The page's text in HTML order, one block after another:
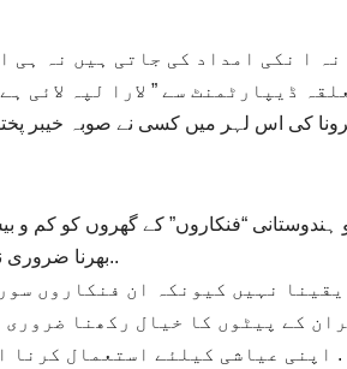
نہ ا نکی امداد کی جاتی ہیں نہ ہی
کی اس لہر میں کسی نے صوبہ خیبر
ہندوستانی “فنکاروں” کے گھروں کو کم و
بھرنا ضروری نہیں تھاان کیلئے وظیفہ ‘ روزگار یا کوئی اور سلسلہ شروع کرنا ضروری نہیں تھا..
یقینا نہیں کیونکہ ان فنکاروں
کے پیٹوں کا خیال رکھنا
اپنی عیاشی کیلئے استعمال کرنا اپنا حق سمجھتے ہیں اور اس کیلئے مستقل راستے نکالتے رہتے ہیں .